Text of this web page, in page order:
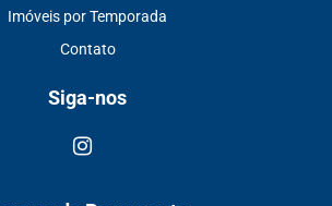
Imóveis por Temporada
Contato
Siga-nos